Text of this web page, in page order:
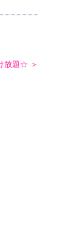
放題☆ ＞